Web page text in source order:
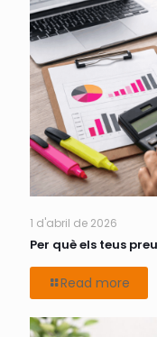
1 d'abril de 2026
Per què els teus
Read more